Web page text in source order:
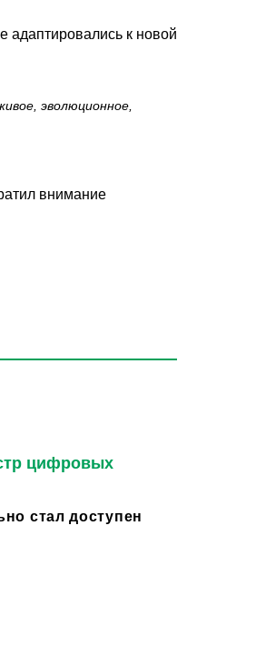
адаптировались к новой
эволюционное,
внимание
цифровых
стал доступен